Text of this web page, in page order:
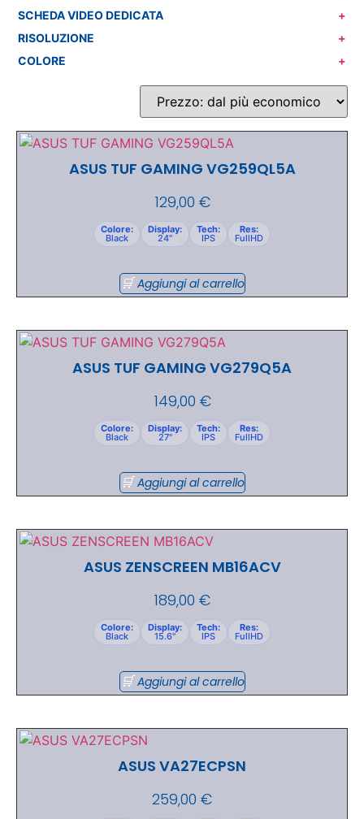
SCHEDA VIDEO DEDICATA
+
RISOLUZIONE
+
COLORE
+
ASUS TUF GAMING VG259QL5A
129,00 €
Colore:
Black
Display:
24"
Tech:
IPS
Res:
FullHD
Aggiungi al carrello
ASUS TUF GAMING VG279Q5A
149,00 €
Colore:
Black
Display:
27"
Tech:
IPS
Res:
FullHD
Aggiungi al carrello
ASUS ZENSCREEN MB16ACV
189,00 €
Colore:
Black
Display:
15.6"
Tech:
IPS
Res:
FullHD
Aggiungi al carrello
ASUS VA27ECPSN
259,00 €